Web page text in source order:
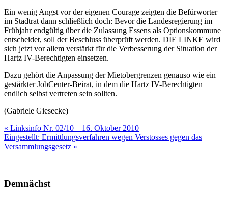
Ein wenig Angst vor der eigenen Courage zeigten die Befürworter
im Stadtrat dann schließlich doch: Bevor die Landesregierung im
Frühjahr endgültig über die Zulassung Essens als Optionskommune
entscheidet, soll der Beschluss überprüft werden. DIE LINKE wird
sich jetzt vor allem verstärkt für die Verbesserung der Situation der
Hartz IV-Berechtigten einsetzen.
Dazu gehört die Anpassung der Mietobergrenzen genauso wie ein
gestärkter JobCenter-Beirat, in dem die Hartz IV-Berechtigten
endlich selbst vertreten sein sollten.
(Gabriele Giesecke)
Beitragsnavigation
« Linksinfo Nr. 02/10 – 16. Oktober 2010
Eingestellt: Ermittlungsverfahren wegen Verstosses gegen das
Versammlungsgesetz »
Demnächst